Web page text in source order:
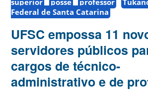
Federal de Santa Catarina
UFSC empossa 11
servidores públicos
cargos de técnico-
administrativo e de